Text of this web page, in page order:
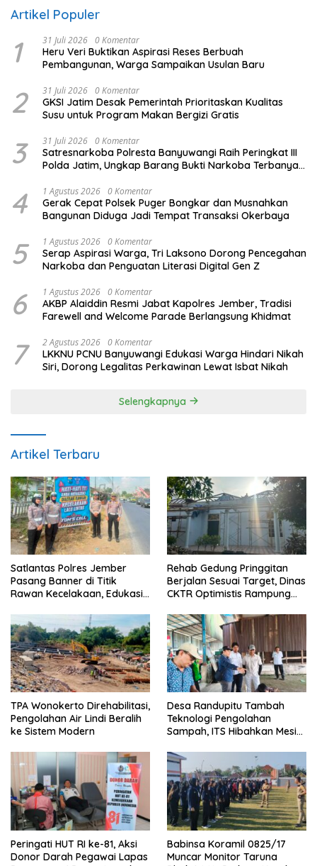
Artikel Populer
1 31 Juli 2026 0 Komentar
Heru Veri Buktikan Aspirasi Reses Berbuah
Pembangunan, Warga Sampaikan Usulan Baru
2 31 Juli 2026 0 Komentar
GKSI Jatim Desak Pemerintah Prioritaskan Kualitas
Susu untuk Program Makan Bergizi Gratis
3 31 Juli 2026 0 Komentar
Satresnarkoba Polresta Banyuwangi Raih Peringkat III
Polda Jatim, Ungkap Barang Bukti Narkoba Terbanyak
4 1 Agustus 2026 0 Komentar
Gerak Cepat Polsek Puger Bongkar dan Musnahkan
Bangunan Diduga Jadi Tempat Transaksi Okerbaya
5 1 Agustus 2026 0 Komentar
Serap Aspirasi Warga, Tri Laksono Dorong Pencegahan
Narkoba dan Penguatan Literasi Digital Gen Z
6 1 Agustus 2026 0 Komentar
AKBP Alaiddin Resmi Jabat Kapolres Jember, Tradisi
Farewell and Welcome Parade Berlangsung Khidmat
7 2 Agustus 2026 0 Komentar
LKKNU PCNU Banyuwangi Edukasi Warga Hindari Nikah
Siri, Dorong Legalitas Perkawinan Lewat Isbat Nikah
Selengkapnya
Artikel Terbaru
Satlantas Polres Jember
Pasang Banner di Titik
Rawan Kecelakaan, Edukasi
Keselamatan
Rehab Gedung Pringgitan
Berjalan Sesuai Target, Dinas
CKTR Optimistis Rampung
TPA Wonokerto Direhabilitasi,
Pengolahan Air Lindi Beralih
ke Sistem Modern
Desa Randupitu Tambah
Teknologi Pengolahan
Sampah, ITS Hibahkan Mesin
Peringati HUT RI ke-81, Aksi
Donor Darah Pegawai Lapas
Babinsa Koramil 0825/17
Muncar Monitor Taruna